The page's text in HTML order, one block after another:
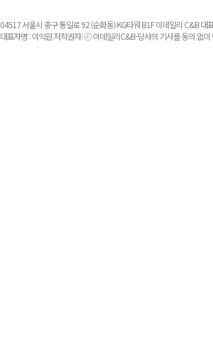
04517 서울시 중구 통일로 92 (순화동) KG타워 B1F 이데일리 C&B
대표자명 : 이익원 저작권자: ⓒ 이데일리C&B-당사의 기사를 동의 없